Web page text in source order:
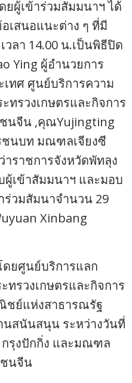
ยผู้เข้าร่วมสัมมนาฯ ได้
เสนอแนะต่าง ๆ ที่มี
ลา 14.00 น.เป็นพิธีปิด
Ying ผู้อำนวยการ
ทศ ศูนย์บริการความ
ทรวงเกษตรและกิจการ
นจีน ,คุณYujingting
ชนบท มณฑลเจียงซี
ราชการจังหวัดพัทลุง
เข้าสัมมนาฯ และมอบ
ร่วมสัมนาจำนวน 29
Xinbang
ดยศูนย์บริการแลก
ทรวงเกษตรและกิจการ
ชย์แห่งสาธารณรัฐ
สนันสนุน ระหว่างวันที่
กรุงปักกิ่ง และมณฑล
ชนจีน